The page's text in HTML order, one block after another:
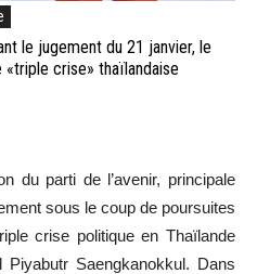
le jugement du 21 janvier, le
«triple crise» thaïlandaise
du parti de l’avenir, principale
sous le coup de poursuites
crise politique en Thaïlande
Saengkanokkul. Dans